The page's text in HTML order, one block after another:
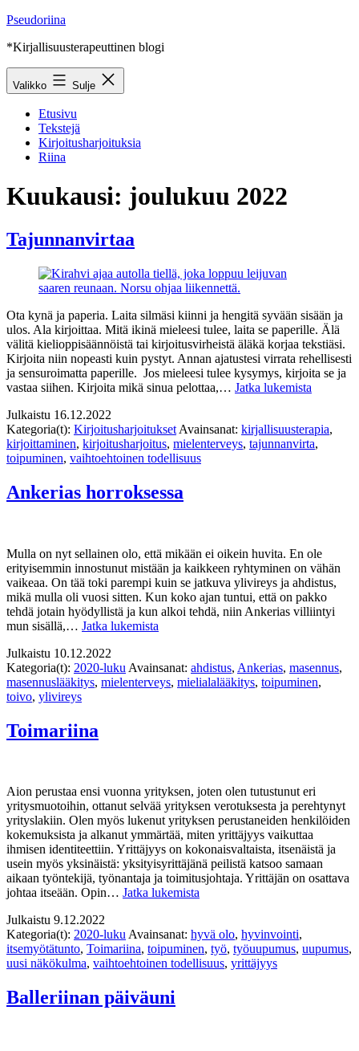
Siirry
Pseudoriina
*Kirjallisuusterapeuttinen blogi
Valikko Sulje
Etusivu
Tekstejä
Kirjoitusharjoituksia
Riina
Kuukausi: joulukuu 2022
Tajunnanvirtaa
Ota kynä ja paperia. Laita silmäsi kiinni ja hengitä syvään sisään ja
ulos. Ala kirjoittaa. Mitä ikinä mieleesi tulee, laita se paperille. Älä
välitä kielioppisäännöistä tai kirjoitusvirheistä äläkä korjaa tekstiäsi.
Kirjoita niin nopeasti kuin pystyt. Annan ajatustesi virrata rehellisesti
ja sensuroimatta paperille. Jos mieleesi tulee kysymys, kirjoita se ja
vastaa siihen. Kirjoita mikä sinua pelottaa,… Jatka lukemista
Julkaistu 16.12.2022
Kategoria(t): Kirjoitusharjoitukset Avainsanat: kirjallisuusterapia,
kirjoittaminen, kirjoitusharjoitus, mielenterveys, tajunnanvirta,
toipuminen, vaihtoehtoinen todellisuus
Ankerias horroksessa
Mulla on nyt sellainen olo, että mikään ei oikein huvita. En ole
erityisemmin innostunut mistään ja kaikkeen ryhtyminen on vähän
vaikeaa. On tää toki parempi kuin se jatkuva ylivireys ja ahdistus,
mikä mulla oli vuosi sitten. Kun koko ajan tuntui, että on pakko
tehdä jotain hyödyllistä ja kun alkoi tehdä, niin Ankerias villiintyi
mun sisällä,… Jatka lukemista
Julkaistu 10.12.2022
Kategoria(t): 2020-luku Avainsanat: ahdistus, Ankerias, masennus,
masennuslääkitys, mielenterveys, mielialalääkitys, toipuminen,
toivo, ylivireys
Toimariina
Aion perustaa ensi vuonna yrityksen, joten olen tutustunut eri
yritysmuotoihin, ottanut selvää yrityksen verotuksesta ja perehtynyt
yrityslakiin. Olen myös lukenut yrityksen perustaneiden henkilöiden
kokemuksista ja alkanut ymmärtää, miten yrittäjyys vaikuttaa
ihmisen identiteettiin. Yrittäjyys on kokonaisvaltaista, itsenäistä ja
usein myös yksinäistä: yksityisyrittäjänä peilistä katsoo samaan
aikaan työntekijä, työnantaja ja toimitusjohtaja. Yrittäjän on osattava
johtaa itseään. Opin… Jatka lukemista
Julkaistu 9.12.2022
Kategoria(t): 2020-lukuAvainsanat: hyvä olo, hyvinvointi,
itsemyötätunto, Toimariina, toipuminen, työ, työuupumus, uupumus,
uusi näkökulma, vaihtoehtoinen todellisuus, yrittäjyys
Balleriinan päiväuni